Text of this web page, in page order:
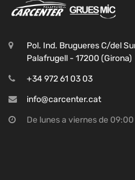
Pol. Ind. Brugueres C/del
Palafrugell - 17200 (Girona)
+34 972 61 03 03
info@carcenter.cat
De lunes a viernes de